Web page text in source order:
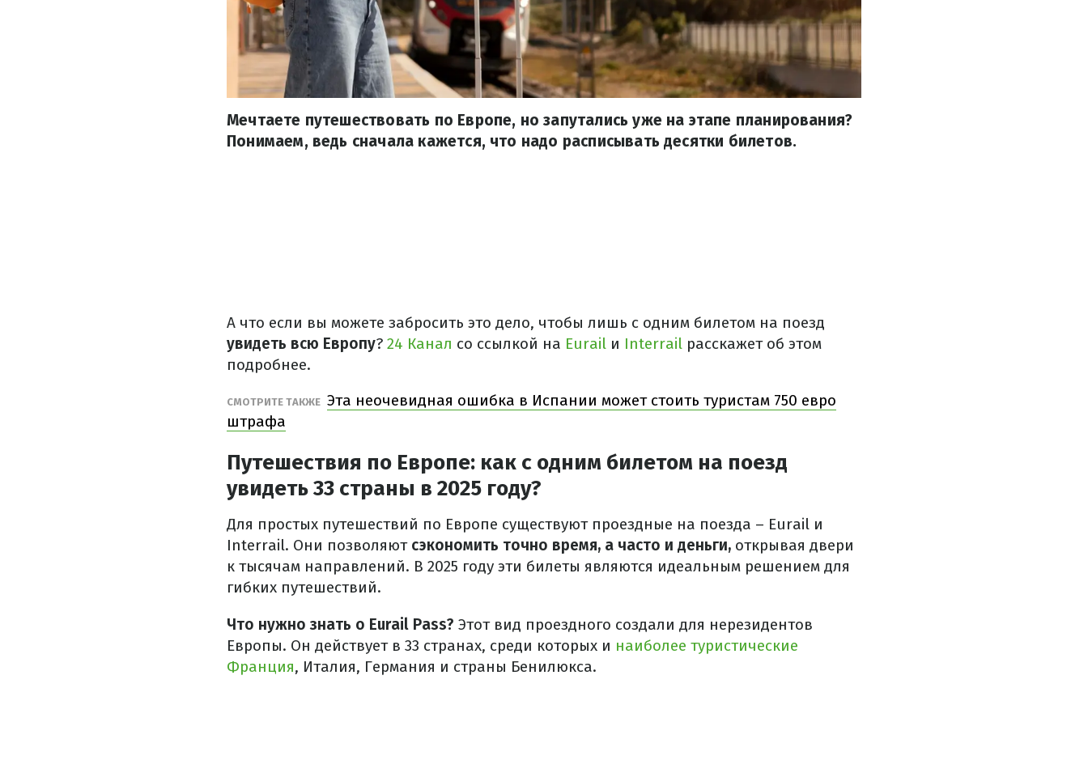
Мечтаете путешествовать по Европе, но запутались уже на этапе планирования?
Понимаем, ведь сначала кажется, что надо расписывать десятки билетов.
А что если вы можете забросить это дело, чтобы лишь с одним билетом на поезд
увидеть всю Европу? 24 Канал со ссылкой на Eurail и Interrail расскажет об этом
подробнее.
СМОТРИТЕ ТАКЖЕ Эта неочевидная ошибка в Испании может стоить туристам 750 евро
штрафа
Путешествия по Европе: как с одним билетом на поезд
увидеть 33 страны в 2025 году?
Для простых путешествий по Европе существуют проездные на поезда – Eurail и
Interrail. Они позволяют сэкономить точно время, а часто и деньги, открывая двери
к тысячам направлений. В 2025 году эти билеты являются идеальным решением для
гибких путешествий.
Что нужно знать о Eurail Pass? Этот вид проездного создали для нерезидентов
Европы. Он действует в 33 странах, среди которых и наиболее туристические
Франция, Италия, Германия и страны Бенилюкса.